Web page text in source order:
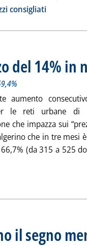
consigliati
del 14% in
aumento
le reti urbane di
che impazza sui
che in tre mesi
(da 315 a 525
il segno